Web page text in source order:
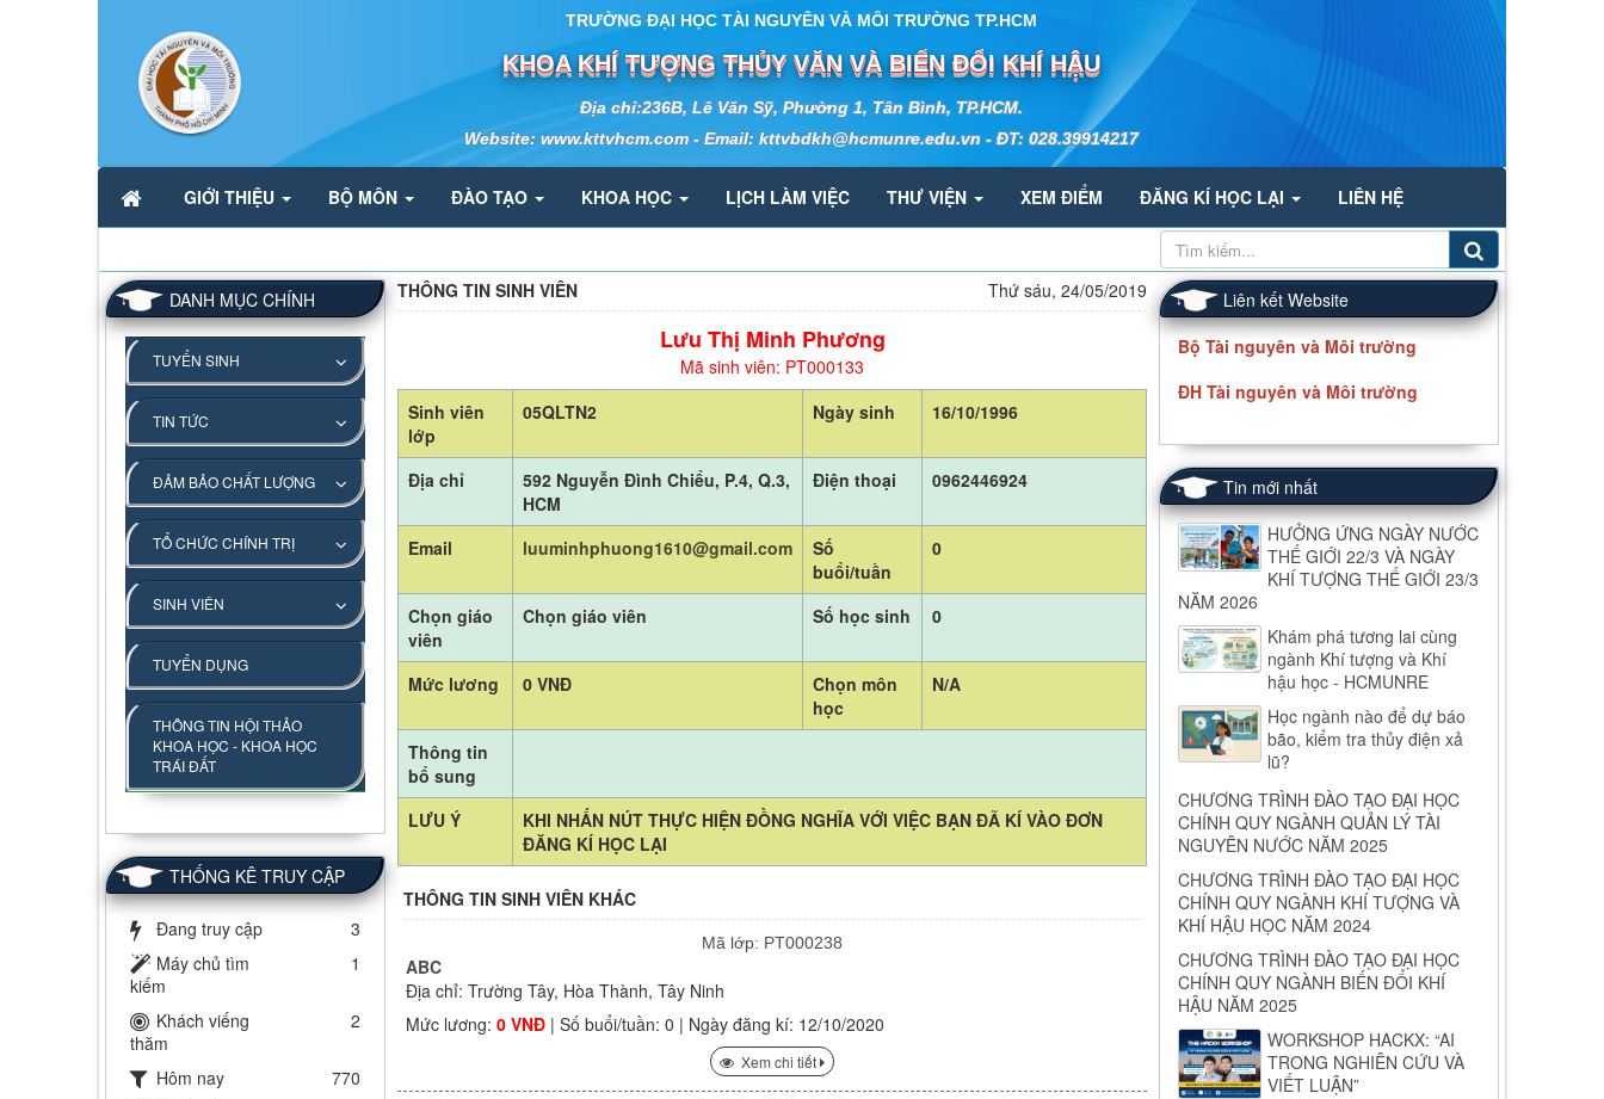
TRƯỜNG ĐẠI HỌC TÀI NGUYÊN VÀ MÔI TRƯỜNG TP.HCM
KHOA KHÍ TƯỢNG THỦY VĂN VÀ BIẾN ĐỔI KHÍ HẬU
Địa chỉ:236B, Lê Văn Sỹ, Phường 1, Tân Bình, TP.HCM.
Website: www.kttvhcm.com - Email: kttvbdkh@hcmunre.edu.vn - ĐT: 028.39914217
GIỚI THIỆU BỘ MÔN ĐÀO TẠO KHOA HỌC LỊCH LÀM VIỆC THƯ VIỆN XEM ĐIỂM ĐĂNG KÍ HỌC LẠI LIÊN HỆ
THÔNG TIN SINH VIÊN Thứ sáu, 24/05/2019
Lưu Thị Minh Phương
Mã sinh viên: PT000133
Sinh viên
lớp
05QLTN2 Ngày sinh 16/10/1996
Địa chỉ
592 Nguyễn Đình Chiểu, P.4, Q.3,
HCM
Điện thoại 0962446924
Email luuminhphuong1610@gmail.com
Số
buổi/tuần
0
Chọn giáo
viên
Chọn giáo viên Số học sinh 0
Mức lương 0 VNĐ
Chọn môn
học
N/A
Thông tin
bổ sung
LƯU Ý
KHI NHẤN NÚT THỰC HIỆN ĐỒNG NGHĨA VỚI VIỆC BẠN ĐÃ KÍ VÀO ĐƠN
ĐĂNG KÍ HỌC LẠI
THÔNG TIN SINH VIÊN KHÁC
Mã lớp: PT000238
ABC
Địa chỉ: Trường Tây, Hòa Thành, Tây Ninh
Mức lương:0 VNĐ | Số buổi/tuần: 0 | Ngày đăng kí: 12/10/2020
Xem chi tiết
Liên kết Website
Bộ Tài nguyên và Môi trường
ĐH Tài nguyên và Môi trường
Tin mới nhất
HƯỞNG ỨNG NGÀY NƯỚC
THẾ GIỚI 22/3 VÀ NGÀY
KHÍ TƯỢNG THẾ GIỚI 23/3
NĂM 2026
Khám phá tương lai cùng
ngành Khí tượng và Khí
hậu học - HCMUNRE
Học ngành nào để dự báo
bão, kiểm tra thủy điện xả
lũ?
CHƯƠNG TRÌNH ĐÀO TẠO ĐẠI HỌC
CHÍNH QUY NGÀNH QUẢN LÝ TÀI
NGUYÊN NƯỚC NĂM 2025
CHƯƠNG TRÌNH ĐÀO TẠO ĐẠI HỌC
CHÍNH QUY NGÀNH KHÍ TƯỢNG VÀ
KHÍ HẬU HỌC NĂM 2024
CHƯƠNG TRÌNH ĐÀO TẠO ĐẠI HỌC
CHÍNH QUY NGÀNH BIẾN ĐỔI KHÍ
HẬU NĂM 2025
WORKSHOP HACKX: “AI
TRONG NGHIÊN CỨU VÀ
VIẾT LUẬN”
DANH MỤC CHÍNH
TUYỂN SINH
TIN TỨC
ĐẢM BẢO CHẤT LƯỢNG
TỔ CHỨC CHÍNH TRỊ
SINH VIÊN
TUYỂN DỤNG
THÔNG TIN HỘI THẢO
KHOA HỌC - KHOA HỌC
TRÁI ĐẤT
THỐNG KÊ TRUY CẬP
Đang truy cập
3
Máy chủ tìm
kiếm
1
Khách viếng
thăm
2
Hôm nay
770